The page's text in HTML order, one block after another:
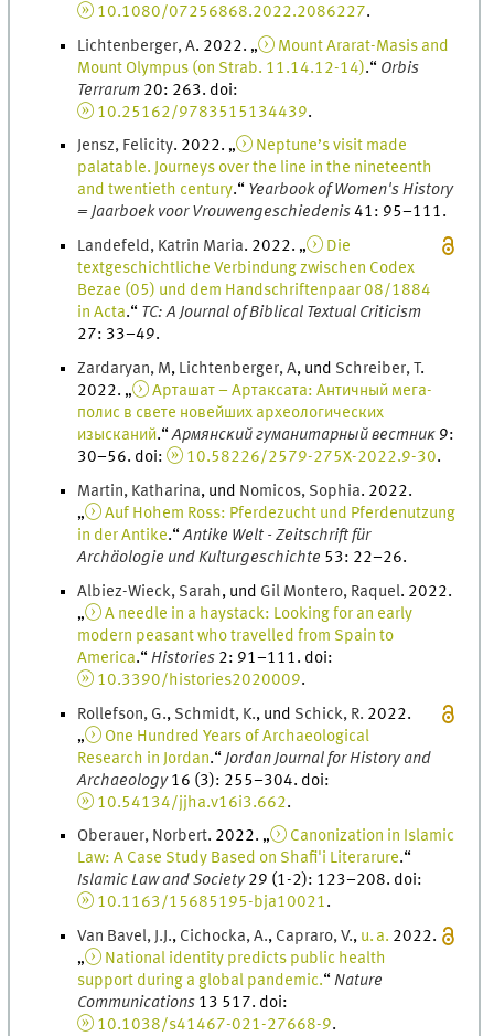
10.1080/07256868.2022.2086227.
Lichtenberger,A. 2022. „
Mount Ararat-Masis and
Mount Olympus (on Strab. 11.14.12-14).“ Orbis
Terrarum 20: 263. doi:
10.25162/9783515134439.
Jensz, Felicity. 2022. „
Neptune’s visit made
palatable. Journeys over the line in the nineteenth
and twentieth century.“ Yearbook of Women's History
= Jaarboek voor Vrouwengeschiedenis41: 95–111.
Landefeld, Katrin Maria. 2022. „
Die
textgeschichtliche Verbindung zwischen Codex
Bezae (05) und dem Handschriftenpaar 08/1884
in Acta.“ TC: A Journal of Biblical Textual Criticism
27: 33–49.
Zardaryan, M, Lichtenberger,A, und Schreiber,T.
2022. „
Арташат – Артаксата: Античный мега-
полис в свете новейших археологических
изысканий.“Армянский гуманитарный вестник 9:
30–56. doi: 10.58226/2579-275X-2022.9-30.
Martin, Katharina, und Nomicos, Sophia. 2022.
„
Auf Hohem Ross: Pferdezucht und Pferdenutzung
in der Antike.“Antike Welt - Zeitschrift für
Archäologie und Kulturgeschichte 53: 22–26.
Albiez-Wieck, Sarah, und Gil Montero, Raquel. 2022.
„
A needle in a haystack: Looking for an early
modern peasant who travelled from Spain to
America.“Histories 2: 91–111. doi:
10.3390/histories2020009.
Rollefson, G., Schmidt, K., und Schick, R. 2022.
„
One Hundred Years of Archaeological
Research in Jordan.“Jordan Journal for History and
Archaeology 16 (3): 255–304. doi:
10.54134/jjha.v16i3.662.
Oberauer, Norbert. 2022. „
Canonization in Islamic
Law: A Case Study Based on Shafi'i Literarure.“
Islamic Law and Society 29 (1-2): 123–208. doi:
10.1163/15685195-bja10021.
Van Bavel, J.J., Cichocka,A., Capraro,V., u. a. 2022.
„
National identity predicts public health
support during a global pandemic.“Nature
Communications 13 517. doi:
10.1038/s41467-021-27668-9.